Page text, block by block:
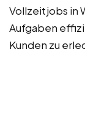
Vollzeitjobs in
Aufgaben
Kunden zu